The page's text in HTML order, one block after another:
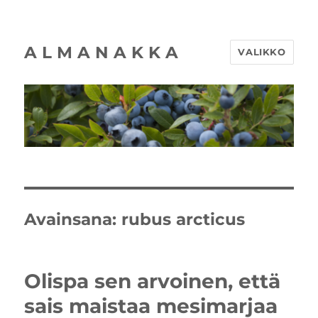
A L M A N A K K A VALIKKO
Avainsana: rubus arcticus
Olispa sen arvoinen, että
sais maistaa mesimarjaa